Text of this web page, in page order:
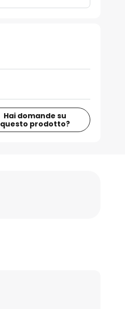
Hai domande su
questo prodotto?